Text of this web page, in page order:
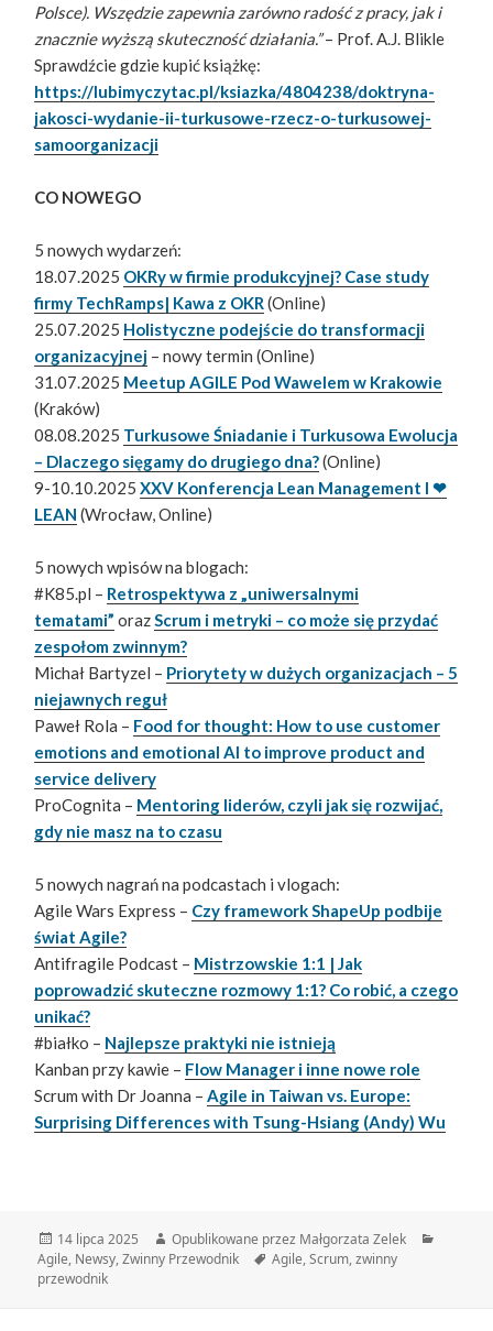
Polsce). Wszędzie zapewnia zarówno radość z pracy, jak i
znacznie wyższą skuteczność działania.”– Prof. A.J. Blikle
Sprawdźcie gdzie kupić książkę:
https://lubimyczytac.pl/ksiazka/4804238/doktryna-
jakosci-wydanie-ii-turkusowe-rzecz-o-turkusowej-
samoorganizacji
CO NOWEGO
5 nowych wydarzeń:
18.07.2025 OKRy w firmie produkcyjnej? Case study
firmy TechRamps| Kawa z OKR(Online)
25.07.2025 Holistyczne podejście do transformacji
organizacyjnej – nowy termin (Online)
31.07.2025 Meetup AGILE Pod Wawelem w Krakowie
(Kraków)
08.08.2025 Turkusowe Śniadanie i Turkusowa Ewolucja
– Dlaczego sięgamy do drugiego dna?(Online)
9-10.10.2025XXV Konferencja Lean Management I ❤
LEAN (Wrocław, Online)
5 nowych wpisów na blogach:
#K85.pl – Retrospektywa z „uniwersalnymi
tematami” orazScrum i metryki – co może się przydać
zespołom zwinnym?
Michał Bartyzel – Priorytety w dużych organizacjach – 5
niejawnych reguł
Paweł Rola – Food for thought: How to use customer
emotions and emotional AI to improve product and
service delivery
ProCognita – Mentoring liderów, czyli jak się rozwijać,
gdy nie masz na to czasu
5 nowych nagrań na podcastach i vlogach:
Agile Wars Express – Czy framework ShapeUp podbije
świat Agile?
Antifragile Podcast – Mistrzowskie 1:1 | Jak
poprowadzić skuteczne rozmowy 1:1? Co robić, a czego
unikać?
#białko – Najlepsze praktyki nie istnieją
Kanban przy kawie – Flow Manager i inne nowe role
Scrum with Dr Joanna –Agile in Taiwan vs. Europe:
Surprising Differences with Tsung-Hsiang (Andy) Wu
Data
publikacji
14 lipca 2025 Autor
Opublikowane przez Małgorzata Zelek
Agile, Newsy,Zwinny Przewodnik Tagi
Agile,Scrum,zwinny
przewodnik